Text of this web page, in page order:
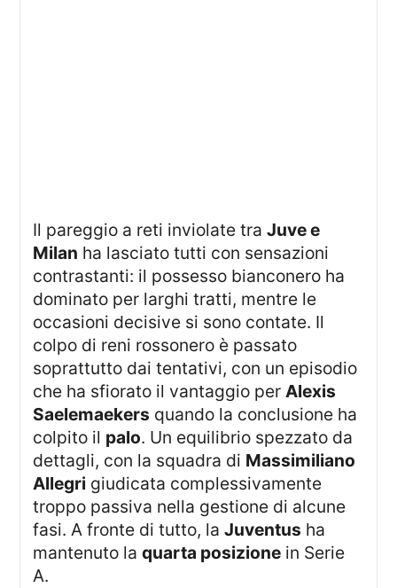
Il pareggio a reti inviolate traJuve e
Milan ha lasciato tutti con sensazioni
contrastanti: il possesso bianconero ha
dominato per larghi tratti, mentre le
occasioni decisive si sono contate. Il
colpo di reni rossonero è passato
soprattutto dai tentativi, con un episodio
che ha sfiorato il vantaggio perAlexis
Saelemaekers quando la conclusione ha
colpito il palo. Un equilibrio spezzato da
dettagli, con la squadra di Massimiliano
Allegri giudicata complessivamente
troppo passiva nella gestione di alcune
fasi. A fronte di tutto, laJuventus ha
mantenuto laquarta posizione in Serie
A.